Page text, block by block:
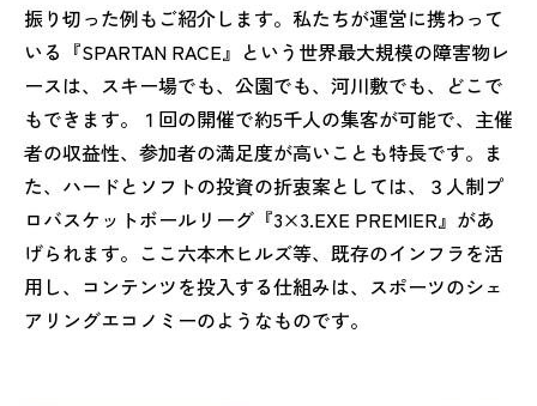
振り切った例もご紹介します。私たちが運営に携わって
いる『SPARTAN RACE』という世界最大規模の障害物レ
ースは、スキー場でも、公園でも、河川敷でも、どこで
もできます。１回の開催で約5千人の集客が可能で、主催
者の収益性、参加者の満足度が高いことも特長です。ま
た、ハードとソフトの投資の折衷案としては、３人制プ
ロバスケットボールリーグ『3×3.EXE PREMIER』があ
げられます。ここ六本木ヒルズ等、既存のインフラを活
用し、コンテンツを投入する仕組みは、スポーツのシェ
アリングエコノミーのようなものです。